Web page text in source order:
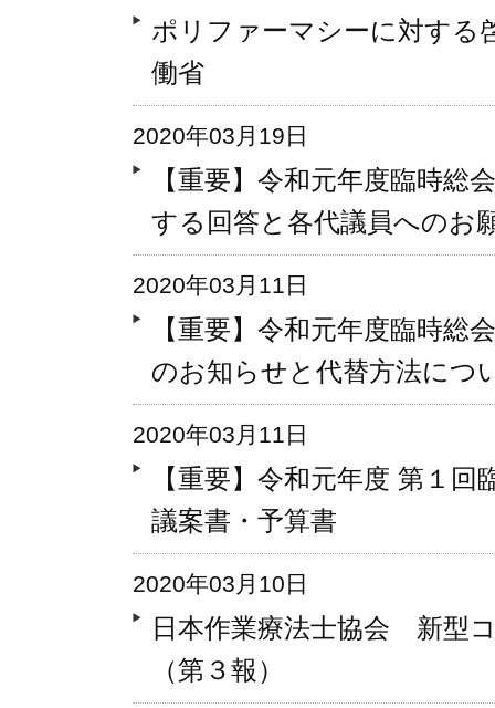
ポリファーマシーに対す
働省
2020年03月19日
【重要】令和元年度臨時総
する回答と各代議員へのお
2020年03月11日
【重要】令和元年度臨時総
のお知らせと代替方法につ
2020年03月11日
【重要】令和元年度 第１
議案書・予算書
2020年03月10日
日本作業療法士協会 新型
（第３報）